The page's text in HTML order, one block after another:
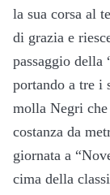
la sua corsa al
di grazia e
passaggio della
portando a tre i
molla Negri
costanza da
giornata a
cima della